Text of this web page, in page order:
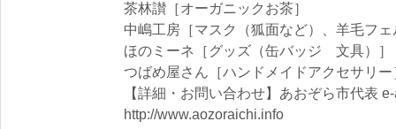
茶林讃［オーガニックお茶］
中嶋工房［マスク（狐面など）、羊毛フ
ほのミーネ［グッズ（缶バッジ 文具）］
つばめ屋さん［ハンドメイドアクセサリー
【詳細・お問い合わせ】あおぞら市代表
http://www.aozoraichi.info